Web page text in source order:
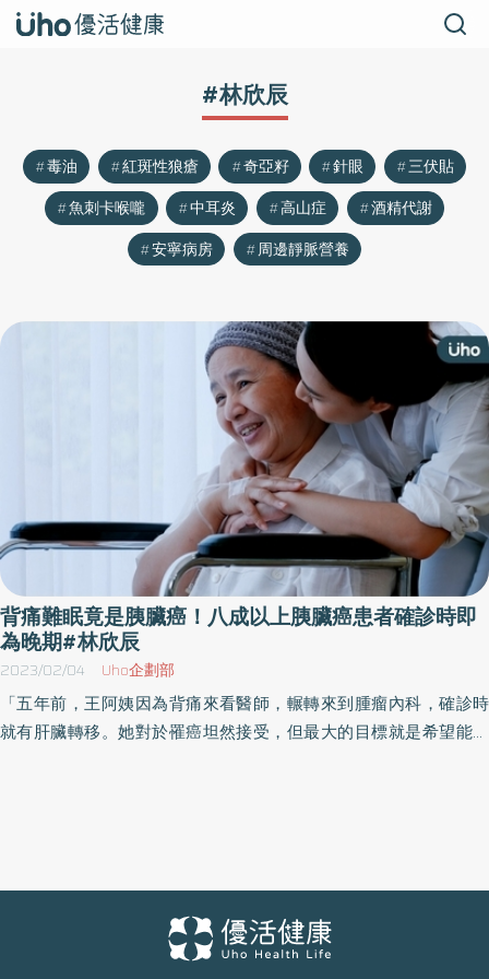
#林欣辰
毒油 紅斑性狼瘡 奇亞籽 針眼
三伏貼
魚刺卡喉嚨
中耳炎 高山症
酒精代謝
安寧病房
周邊靜脈營養
背痛難眠竟是胰臟癌！八成以上胰臟癌患者確診時即
為晚期#林欣辰
2023/02/04 Uho企劃部
「五年前，王阿姨因為背痛來看醫師，輾轉來到腫瘤內科，確診時
就有肝臟轉移。她對於罹癌坦然接受，但最大的目標就是希望能看
癌的治療與照護，在多專科整合照護的基礎下，陳適安院長指示應
該依據每位病友的診斷期別、生理狀況，訂定治療計劃，透過手